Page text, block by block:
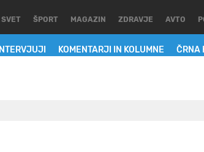
INTERVJUJI KOMENTARJI IN KOLUMNE ČRNA
SVET ŠPORT MAGAZIN ZDRAVJE AVTO